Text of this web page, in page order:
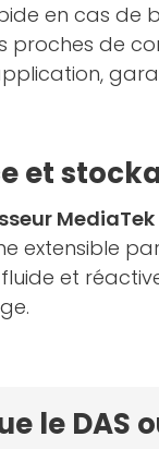
en cas de
proches de
et
MediaTek
extensible
et
le DAS